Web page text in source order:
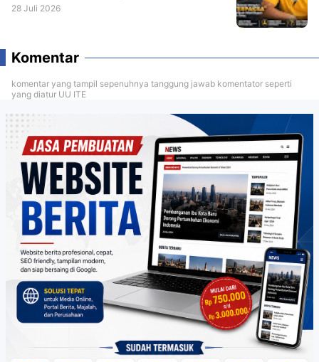
28 Juli 2026
Komentar
komentar yang tampil sepenuhnya tanggung jawab komentator seperti
yang diatur UU ITE